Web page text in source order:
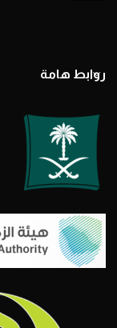
روابط هامة